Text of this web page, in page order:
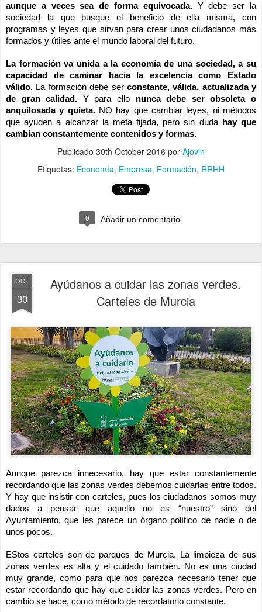
aunque a veces sea de forma equivocada.Y debe ser la
sociedad la que busque el beneficio de ella misma, con
programas y leyes que sirvan para crear unos ciudadanos más
formados y útiles ante el mundo laboral del futuro.
La formación va unida a la economía de una sociedad, a su
capacidad de caminar hacia la excelencia como Estado
válido. La formación debe ser constante, válida, actualizada y
de gran calidad. Y para ello nunca debe ser obsoleta o
anquilosada y quieta.NO hay que cambiar leyes, ni métodos
que ayuden a alcanzar la meta fijada, pero sin duda
hay que
cambian constantemente contenidos y formas.
Publicado 30th October 2016 por Ajovin
Etiquetas: Economía Empresa Formación RRHH
0 Añadir un comentario
OCT
30
Ayúdanos a cuidar las zonas verdes.
Carteles de Murcia
Aunque parezca innecesario, hay que estar constantemente
recordando que las zonas verdes debemos cuidarlas entre todos.
Y hay que insistir con carteles, pues los ciudadanos somos muy
dados a pensar que aquello no es “nuestro” sino del
Ayuntamiento, que les parece un órgano político de nadie o de
unos pocos.
EStos carteles son de parques de Murcia. La limpieza de sus
zonas verdes es alta y el cuidado también. No es una ciudad
muy grande, como para que nos parezca necesario tener que
estar recordando que hay que cuidar las zonas verdes. Pero en
cambio se hace, como método de recordatorio constante.